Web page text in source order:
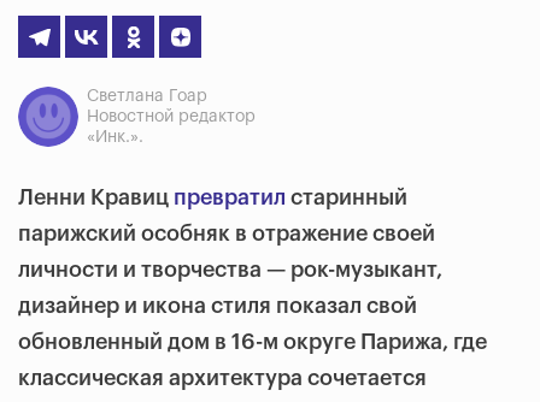
Светлана Гоар
Новостной редактор
«Инк.».
Ленни Кравиц превратил старинный
парижский особняк в отражение своей
личности и творчества — рок-музыкант,
дизайнер и икона стиля показал свой
обновленный дом в 16-м округе Парижа, где
классическая архитектура сочетается